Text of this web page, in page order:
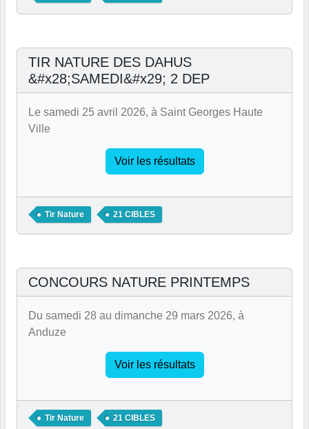
TIR NATURE DES DAHUS
&#x28;SAMEDI&#x29; 2 DEP
Le samedi 25 avril 2026, à Saint Georges Haute
Ville
Voir les résultats
Tir Nature 21 CIBLES
CONCOURS NATURE PRINTEMPS
Du samedi 28 au dimanche 29 mars 2026, à
Anduze
Voir les résultats
Tir Nature 21 CIBLES